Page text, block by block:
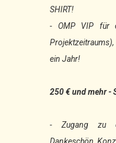
SHIRT!
- OMP VIP für
ein Jahr!
250 € und mehr -
- Zugang zu